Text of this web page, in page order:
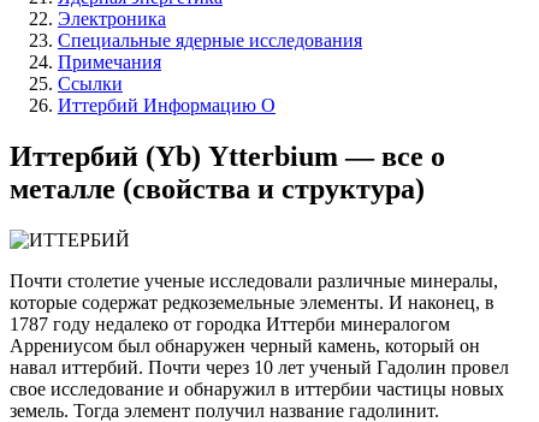
Электроника
Специальные ядерные исследования
Примечания
Ссылки
Иттербий Информацию О
Иттербий (Yb) Ytterbium — все о
металле (свойства и структура)
Почти столетие ученые исследовали различные минералы,
которые содержат редкоземельные элементы. И наконец, в
1787 году недалеко от городка Иттерби минералогом
Аррениусом был обнаружен черный камень, который он
навал иттербий. Почти через 10 лет ученый Гадолин провел
свое исследование и обнаружил в иттербии частицы новых
земель. Тогда элемент получил название гадолинит.